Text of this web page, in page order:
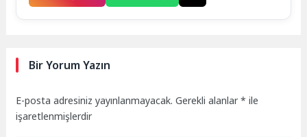
Bir Yorum Yazın
E-posta adresiniz yayınlanmayacak. Gerekli alanlar* ile
işaretlenmişlerdir